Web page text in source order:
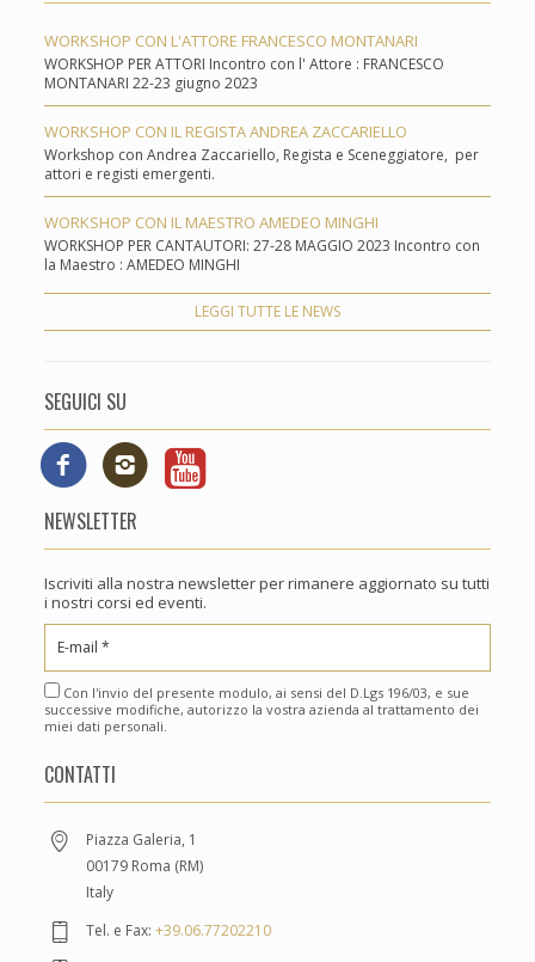
WORKSHOP CON L'ATTORE FRANCESCO MONTANARI
WORKSHOP PER ATTORI Incontro con l' Attore : FRANCESCO
MONTANARI 22-23 giugno 2023
WORKSHOP CON IL REGISTA ANDREA ZACCARIELLO
Workshop con Andrea Zaccariello, Regista e Sceneggiatore, per
attori e registi emergenti.
WORKSHOP CON IL MAESTRO AMEDEO MINGHI
WORKSHOP PER CANTAUTORI: 27-28 MAGGIO 2023 Incontro con
la Maestro : AMEDEO MINGHI
LEGGI TUTTE LE NEWS
SEGUICI SU
NEWSLETTER
Iscriviti alla nostra newsletter per rimanere aggiornato su tutti
i nostri corsi ed eventi.
Con l'invio del presente modulo, ai sensi del D.Lgs 196/03, e sue
successive modifiche, autorizzo la vostra azienda al trattamento dei
miei dati personali.
CONTATTI
Piazza Galeria, 1
00179 Roma (RM)
Italy
Tel. e Fax:+39.06.77202210